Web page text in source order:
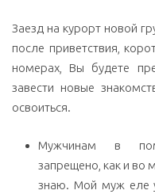
Заезд на курорт новой
после приветствия,
номерах, Вы будете
завести новые
освоиться.
Мужчинам в
запрещено, как и во
знаю. Мой муж еле